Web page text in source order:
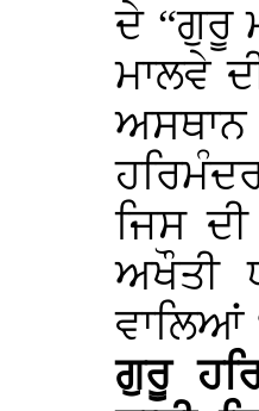
ਦੇ “ਗੁਰੂ
ਮਾਲਵੇ
ਅਸਥਾਨ
ਜਿਸ
ਅਖੌਤੀ
ਵਾਲਿਆਂ
ਗੁਰੂ